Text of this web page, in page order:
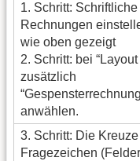
1. Schritt: Schriftliche
Rechnungen
wie oben gezeigt
2. Schritt: bei “Layout
zusätzlich
anwählen.
3. Schritt: Die
Fragezeichen